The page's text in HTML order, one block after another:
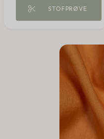
STOFPRØVE